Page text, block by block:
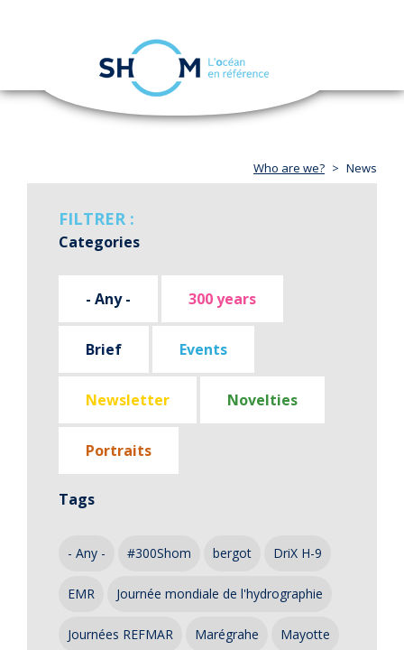
Skip
navigation
Who are we? News
FILTRER :
Categories
- Any - 300 years
Brief Events
Newsletter Novelties
Portraits
Tags
- Any - #300Shom bergot DriX H-9
EMR Journée mondiale de l'hydrographie
Journées REFMAR Marégrahe Mayotte